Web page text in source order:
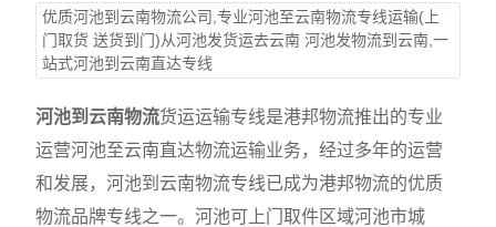
优质河池到云南物流公司,专业河池至云南物流专线运输(上
门取货 送货到门)从河池发货运去云南 河池发物流到云南,一
站式河池到云南直达专线
河池到云南物流货运运输专线是港邦物流推出的专业
运营河池至云南直达物流运输业务，经过多年的运营
和发展，河池到云南物流专线已成为港邦物流的优质
物流品牌专线之一。河池可上门取件区域河池市城